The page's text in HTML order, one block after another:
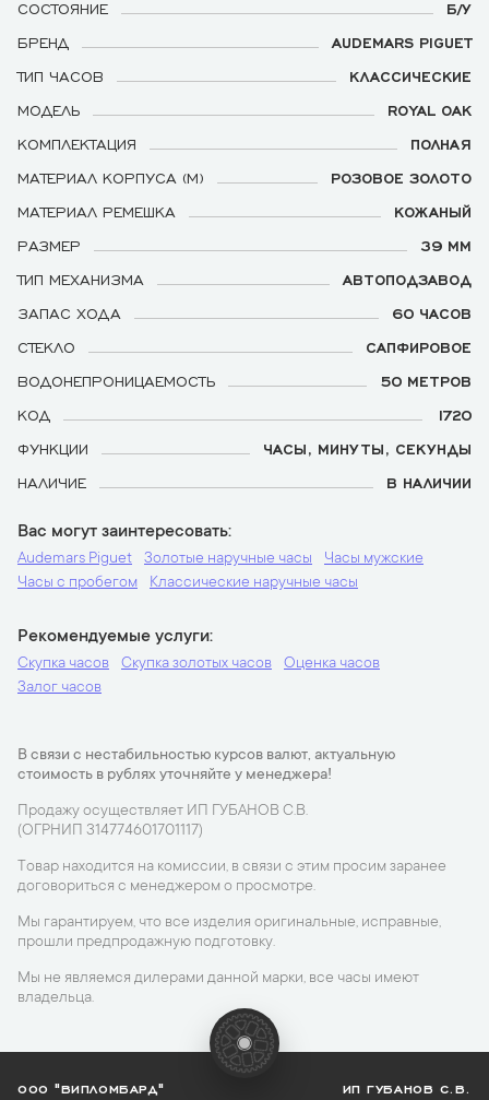
СОСТОЯНИЕ
Б/У
БРЕНД
AUDEMARS PIGUET
ТИП ЧАСОВ
КЛАССИЧЕСКИЕ
МОДЕЛЬ
ROYAL OAK
КОМПЛЕКТАЦИЯ
ПОЛНАЯ
МАТЕРИАЛ КОРПУСА (М)
РОЗОВОЕ ЗОЛОТО
МАТЕРИАЛ РЕМЕШКА
КОЖАНЫЙ
РАЗМЕР
39 ММ
ТИП МЕХАНИЗМА
АВТОПОДЗАВОД
ЗАПАС ХОДА
60 ЧАСОВ
СТЕКЛО
САПФИРОВОЕ
ВОДОНЕПРОНИЦАЕМОСТЬ
50 МЕТРОВ
КОД
1720
ФУНКЦИИ
ЧАСЫ, МИНУТЫ, СЕКУНДЫ
НАЛИЧИЕ
В НАЛИЧИИ
Вас могут заинтересовать
Audemars Piguet Золотые наручные часы
Часы мужские
Часы с пробегом
Классические наручные часы
Рекомендуемые услуги
Скупка часов Скупка золотых часов
Оценка часов
Залог часов
В связи с нестабильностью курсов валют, актуальную
стоимость в рублях уточняйте у менеджера!
Продажу осуществляет ИП ГУБАНОВ С.В.
(ОГРНИП 314774601701117)
Товар находится на комиссии, в связи с этим просим заранее
договориться с менеджером о просмотре.
Мы гарантируем, что все изделия оригинальные, исправные,
прошли предпродажную подготовку.
Мы не являемся дилерами данной марки, все часы имеют
владельца.
ООО "ВИПЛОМБАРД" ИП ГУБАНОВ С.В.